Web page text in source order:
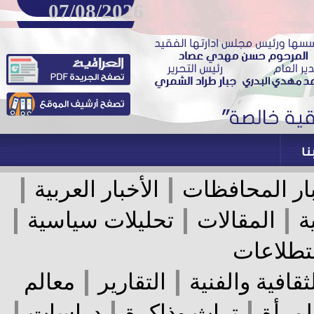
07/08/2026
المحافظات| الأخبار العربية|
| المقالات| تحليلات سياسية|
والفنية| التقارير|
معالم